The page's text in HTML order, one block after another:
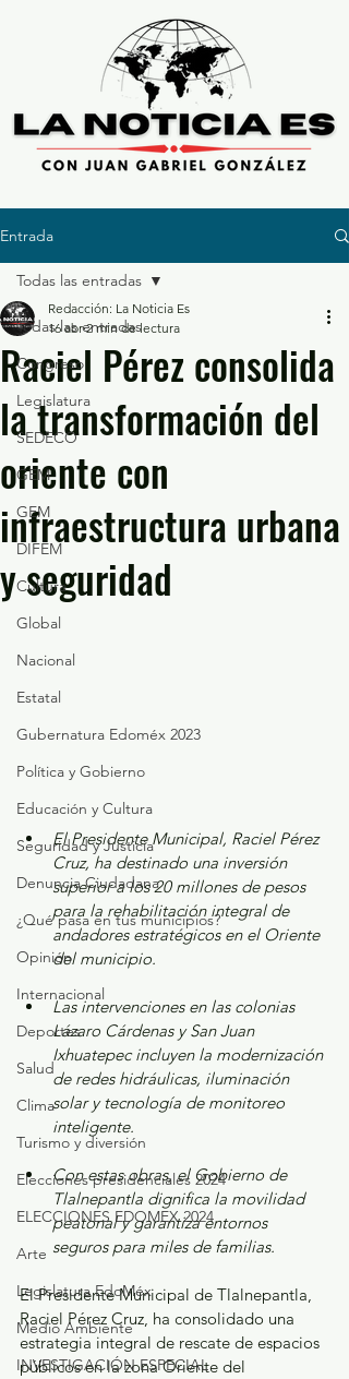
Entrada
Todas las entradas
Congreso
Legislatura
SEDECO
GEM
GEM
DIFEM
Cultura
Global
Nacional
Estatal
Gubernatura Edoméx 2023
Política y Gobierno
Educación y Cultura
Seguridad y Justicia
Denuncia Ciudadana
¿Qué pasa en tus municipios?
Opinión
Internacional
Deportes
Salud
Clima
Turismo y diversión
Elecciones presidenciales 2024
ELECCIONES EDOMEX 2024
Arte
Legislatura EdoMéx
Medio Ambiente
INVESTIGACIÓN ESPECIAL
Todas las entradas
Raciel Pérez consolida
la transformación del
oriente con
infraestructura urbana
y seguridad
Redacción: La Noticia Es
16 abr 2 min de lectura
El Presidente Municipal, Raciel Pérez
Cruz, ha destinado una inversión
superior a los 20 millones de pesos
para la rehabilitación integral de
andadores estratégicos en el Oriente
del municipio.
Las intervenciones en las colonias
Lázaro Cárdenas y San Juan
Ixhuatepec incluyen la modernización
de redes hidráulicas, iluminación
solar y tecnología de monitoreo
inteligente.
Con estas obras, el Gobierno de
Tlalnepantla dignifica la movilidad
peatonal y garantiza entornos
seguros para miles de familias.
El Presidente Municipal de Tlalnepantla,
Raciel Pérez Cruz, ha consolidado una
estrategia integral de rescate de espacios
públicos en la zona Oriente del